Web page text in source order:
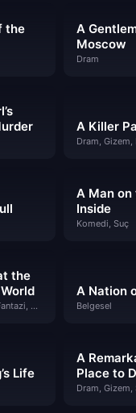
the
A
Moscow
Dram
A Killer
A Man on
Inside
Komedi, Suç
the
Bilim Kurgu & Fantazi, Dram, Gizem, Suç
A Nation
Belgesel
Life
A
Place to
Dram, Gizem,